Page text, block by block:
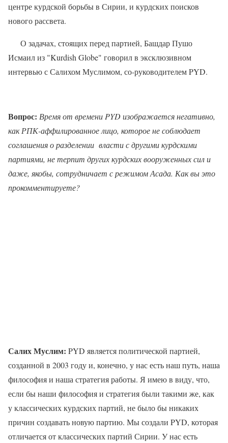
центре курдской борьбы в Сирии, и курдских поисков
нового рассвета.
О задачах, стоящих перед партией, Башдар Пушо
Исмаил из "Kurdish Globe" говорил в эксклюзивном
интервью с Салихом Муслимом, со-руководителем PYD.
Вопрос: Время от времени PYD изображается негативно,
как РПК-аффилированное лицо, которое не соблюдает
соглашения о разделении власти с другими курдскими
партиями, не терпит других курдских вооруженных сил и
даже, якобы, сотрудничает с режимом Асада. Как вы это
прокомментируете?
Салих Муслим: PYD является политической партией,
созданной в 2003 году и, конечно, у нас есть наш путь, наша
философия и наша стратегия работы. Я имею в виду, что,
если бы наши философия и стратегия были такими же, как
у классических курдских партий, не было бы никаких
причин создавать новую партию. Мы создали PYD, которая
отличается от классических партий Сирии. У нас есть